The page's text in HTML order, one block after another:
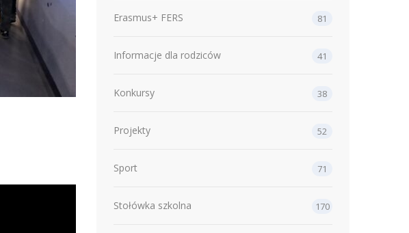
Erasmus+ FERS 81
Informacje dla rodziców 41
Konkursy 38
Projekty 52
Sport 71
Stołówka szkolna 170